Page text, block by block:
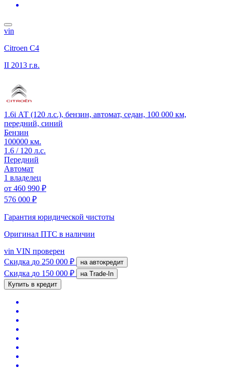
vin
Citroen C4
II 2013 г.в.
1.6i АТ (120 л.с.), бензин, автомат, седан, 100 000 км,
передний, синий
Бензин
100000 км.
1.6 / 120 л.с.
Передний
Автомат
1 владелец
от 460 990 ₽
576 000 ₽
Гарантия юридической чистоты
Оригинал ПТС в наличии
vin VIN проверен
Скидка до 250 000 ₽ на автокредит
Скидка до 150 000 ₽
на Trade-In
Купить в кредит